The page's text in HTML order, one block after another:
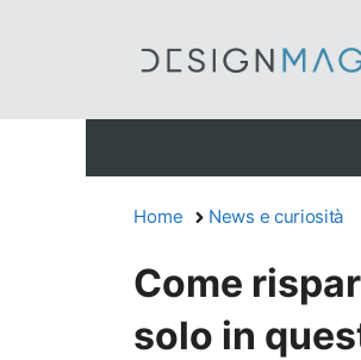
Home News e curiosità
Come
solo in